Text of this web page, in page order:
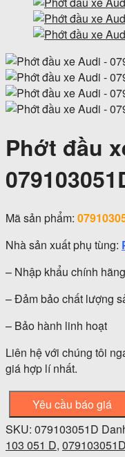
Phớt đầu
Mã sản phẩm:
Nhà sản xuất phụ tùng:
– Nhập khẩu chính hãng
– Đảm bảo chất lượng
– Bảo hành linh hoạt
Liên hệ với chúng tôi
giá hợp lí nhất.
Yêu cầu báo giá
SKU: 079103051D
103 051 D, 079103051D